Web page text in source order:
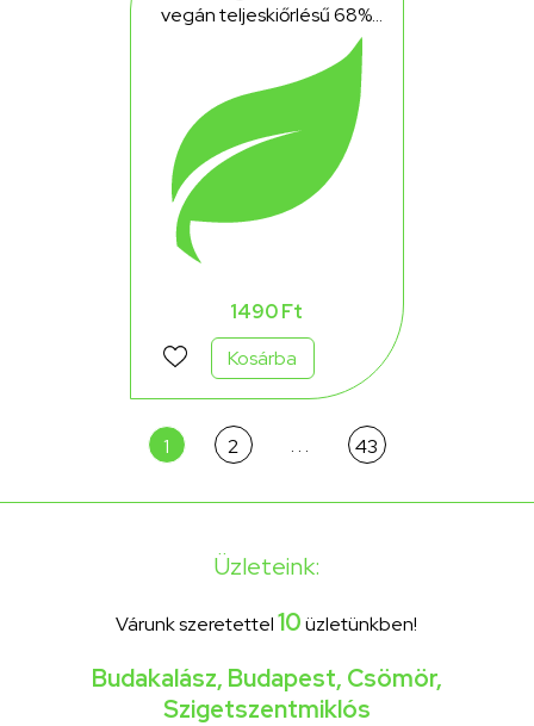
vegán teljeskiőrlésű 68%
zabkeksz original édes 160
1490 Ft
Kosárba
1 2 . . . 43
Üzleteink:
Várunk szeretettel10üzletünkben!
Budakalász, Budapest, Csömör,
Szigetszentmiklós